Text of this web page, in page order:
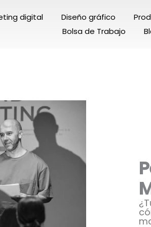
digital Diseño gráfico
Bolsa de Trabajo